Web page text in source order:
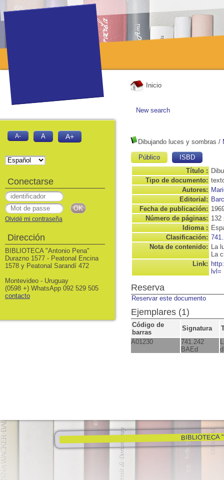
Inicio
New search
Dibujando luces y sombras /
Público
ISBD
Título :
Tipo de documento:
Autores:
Editorial:
Fecha de publicación:
Número de páginas: 132
Idioma :
Clasificación:
Nota de contenido: La
La
Link:
lvl=
Reserva
Reservar este documento
Ejemplares (1)
Código de
barras
Signatura
A01230
741.242
BAEd
BIBLIOTECA
A- A A+
Conectarse
Olvidé mi contraseña
Dirección
BIBLIOTECA "Antonio Pena"
Durazno 1577 - Peatonal Encina
1578 y Peatonal Sarandí 472
Montevideo - Uruguay
(0598 +) WhatsApp 092 529 505
contacto